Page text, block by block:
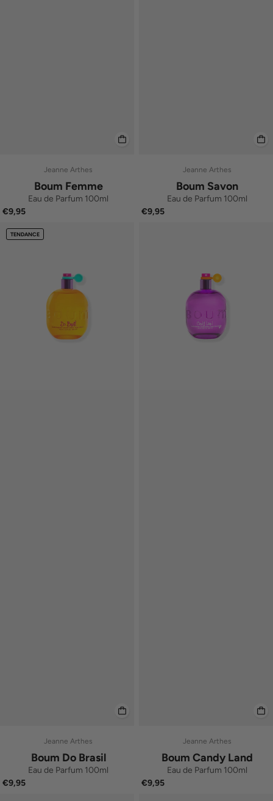
Jeanne Arthes
Boum Femme
Eau de Parfum 100ml
€9,95
Jeanne Arthes
Boum Savon
Eau de Parfum 100ml
€9,95
TENDANCE
Jeanne Arthes
Boum Do Brasil
Eau de Parfum 100ml
€9,95
Jeanne Arthes
Boum Candy Land
Eau de Parfum 100ml
€9,95